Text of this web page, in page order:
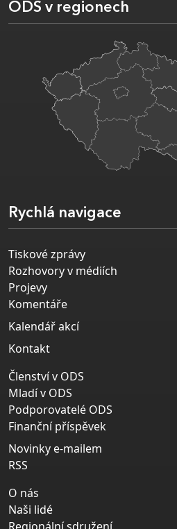
ODS v regionech
Rychlá navigace
Tiskové zprávy
Rozhovory v médiích
Projevy
Komentáře
Kalendář akcí
Kontakt
Členství v ODS
Mladí v ODS
Podporovatelé ODS
Finanční příspěvek
Novinky e-mailem
RSS
O nás
Naši lidé